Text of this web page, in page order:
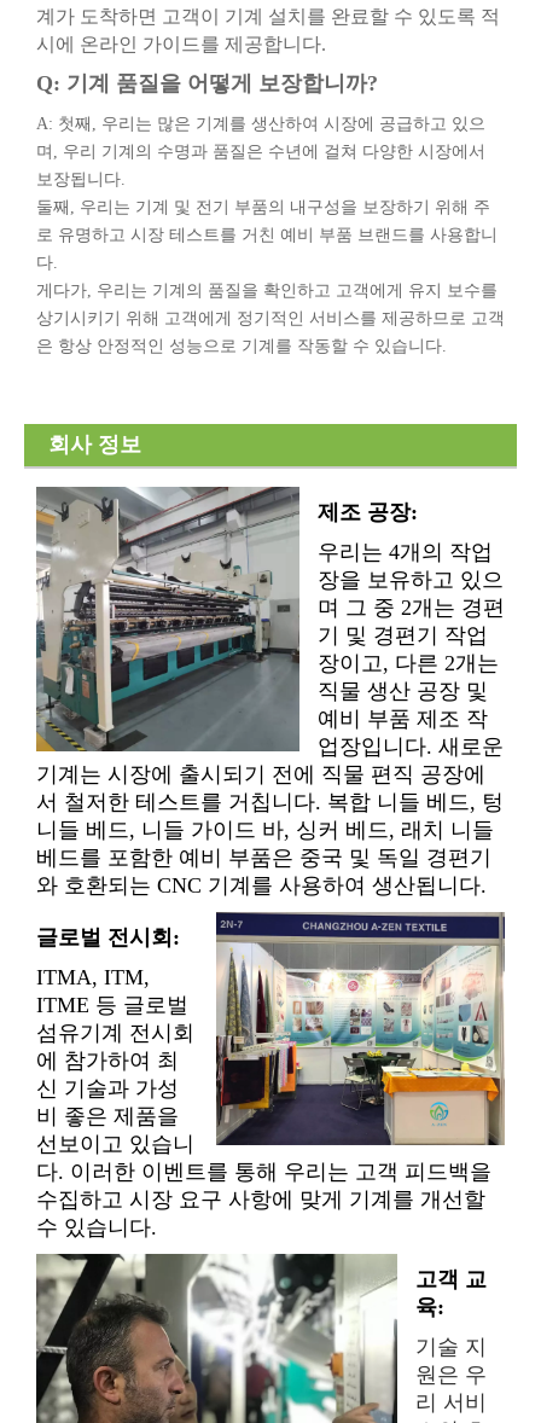
계가 도착하면 고객이 기계 설치를 완료할 수 있도록 적
시에 온라인 가이드를 제공합니다.
Q: 기계 품질을 어떻게 보장합니까?
A: 첫째, 우리는 많은 기계를 생산하여 시장에 공급하고 있으
며, 우리 기계의 수명과 품질은 수년에 걸쳐 다양한 시장에서
보장됩니다.
둘째, 우리는 기계 및 전기 부품의 내구성을 보장하기 위해 주
로 유명하고 시장 테스트를 거친 예비 부품 브랜드를 사용합니
다.
게다가, 우리는 기계의 품질을 확인하고 고객에게 유지 보수를
상기시키기 위해 고객에게 정기적인 서비스를 제공하므로 고객
은 항상 안정적인 성능으로 기계를 작동할 수 있습니다.
회사 정보
제조 공장:
우리는 4개의 작업
장을 보유하고 있으
며 그 중 2개는 경편
기 및 경편기 작업
장이고, 다른 2개는
직물 생산 공장 및
예비 부품 제조 작
업장입니다. 새로운
기계는 시장에 출시되기 전에 직물 편직 공장에
서 철저한 테스트를 거칩니다. 복합 니들 베드, 텅
니들 베드, 니들 가이드 바, 싱커 베드, 래치 니들
베드를 포함한 예비 부품은 중국 및 독일 경편기
와 호환되는 CNC 기계를 사용하여 생산됩니다.
글로벌 전시회:
ITMA, ITM,
ITME 등 글로벌
섬유기계 전시회
에 참가하여 최
신 기술과 가성
비 좋은 제품을
선보이고 있습니
다. 이러한 이벤트를 통해 우리는 고객 피드백을
수집하고 시장 요구 사항에 맞게 기계를 개선할
수 있습니다.
고객 교
육:
기술 지
원은 우
리 서비